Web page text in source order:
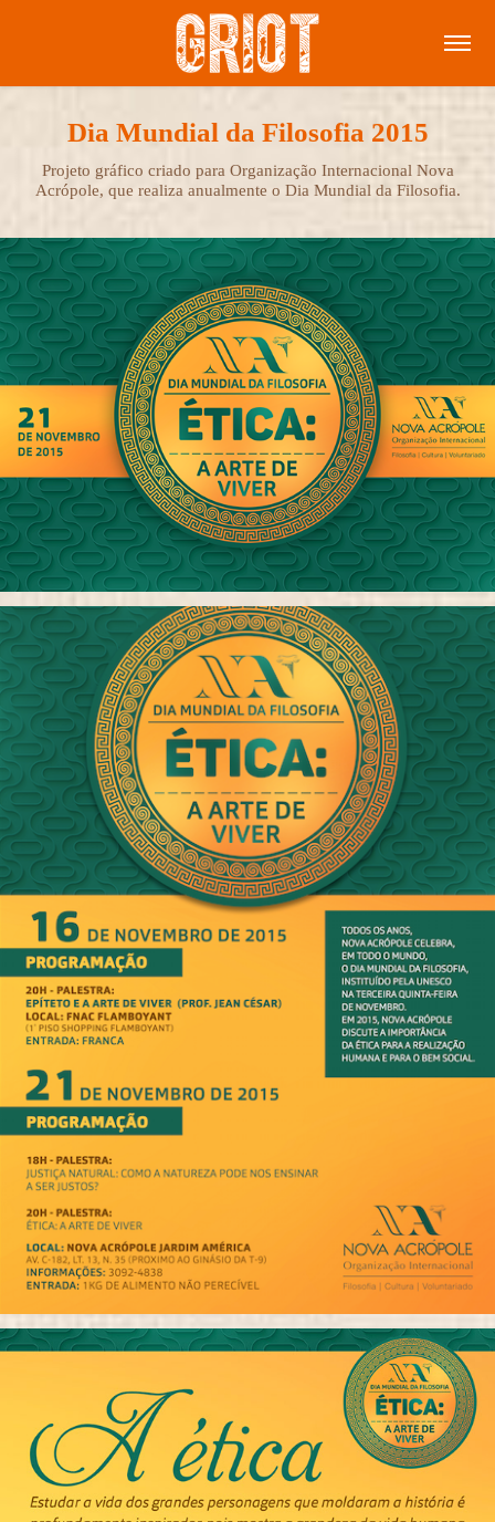
Dia Mundial da Filosofia 2015
Projeto gráfico criado para Organização Internacional Nova
Acrópole, que realiza anualmente o Dia Mundial da Filosofia.